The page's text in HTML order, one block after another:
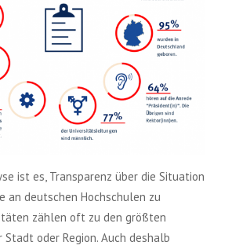
ist es, Transparenz über die Situation
an deutschen Hochschulen zu
zählen oft zu den größten
oder Region. Auch deshalb